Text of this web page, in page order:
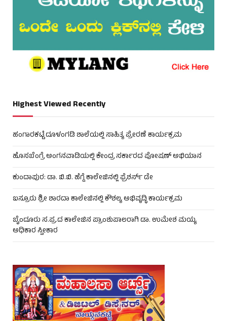
Highest Viewed Recently
ಹಂಗಾರಕಟ್ಟೆ ದೂಳಂಗಡಿ ಶಾಲೆಯಲ್ಲಿ ಸಾಹಿತ್ಯ ಪ್ರೇರಣೆ ಕಾರ್ಯಕ್ರಮ
ಹೊಸಬೆಂಗ್ರೆ ಅಂಗನವಾಡಿಯಲ್ಲಿ ಕೇಂದ್ರ ಸರ್ಕಾರದ ಪೋಷಣ್ ಅಭಿಯಾನ
ಕುಂದಾಪುರ: ಡಾ. ಬಿ.ಬಿ. ಹೆಗ್ಡೆ ಕಾಲೇಜಿನಲ್ಲಿ ಫ್ರೆಶರ್ಸ್ ಡೇ
ಬಸ್ರೂರು ಶ್ರೀ ಶಾರದಾ ಕಾಲೇಜಿನಲ್ಲಿ ಕೌಶಲ್ಯ ಅಭಿವೃದ್ಧಿ ಕಾರ್ಯಕ್ರಮ
ಬೈಂದೂರು ಸ.ಪ್ರ.ದ ಕಾಲೇಜಿನ ಪ್ರಾಂಶುಪಾಲರಾಗಿ ಡಾ. ಉಮೇಶ ಮಯ್ಯ
ಅಧಿಕಾರ ಸ್ವೀಕಾರ